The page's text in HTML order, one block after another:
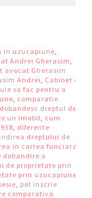
in uzucapiune,
Andrei Gherasim,
avocat Gherasim
Andrei, Cabinet de
sa fac pentru a
, comparatie
dreptul de
un imobil, cum
, diferente
dreptului de
in cartea funciara
dobandire a
de proprietate prin
prin uzucapiune
, pot inscrie
comparativa